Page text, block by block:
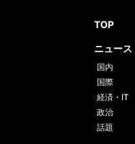
TOP
ニュース
国内
国際
経済・IT
政治
話題